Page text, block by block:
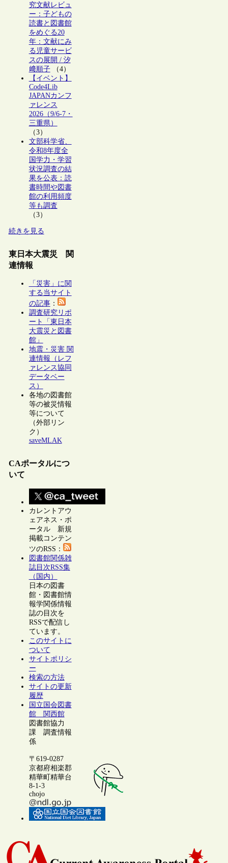
究文献レビュ
ー：子どもの
読書と図書館
をめぐる20
年：文献にみ
る児童サービ
スの展開 / 汐
﨑順子（4）
【イベント】
Code4Lib
JAPANカンフ
ァレンス
2026（9/6-7・
三重県）
（3）
文部科学省、
令和8年度全
国学力・学習
状況調査の結
果を公表：読
書時間や図書
館の利用頻度
等も調査
（3）
続きを見る
東日本大震災 関
連情報
「災害」に関
する当サイト
の記事：
調査研究リポ
ート「東日本
大震災と図書
館」
地震・災害 関
連情報（レフ
ァレンス協同
データベー
ス）
各地の図書館
等の被災情報
等について
（外部リン
ク）
saveMLAK
CAポータルにつ
いて
カレントアウ
ェアネス・ポ
ータル 新規
掲載コンテン
ツのRSS：
図書館関係雑
誌目次RSS集
（国内）
日本の図書
館・図書館情
報学関係情報
誌の目次を
RSSで配信し
ています。
このサイトに
ついて
サイトポリシ
ー
検索の方法
サイトの更新
履歴
国立国会図書
館 関西館
図書館協力
課 調査情報
係
〒619-0287
京都府相楽郡
精華町精華台
8-1-3
chojo